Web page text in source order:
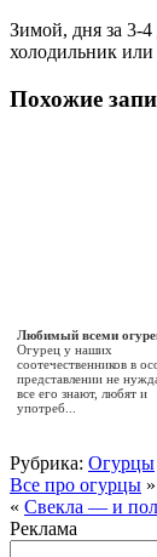
Зимой, дня за 3-
холодильник
Похожие
Любимый всеми
Огурец у наших
соотечественников в
представлении не
все его знают, любят и
употреб...
Рубрика: Огурцы
Все про огурцы »
« Свекла — и
Реклама